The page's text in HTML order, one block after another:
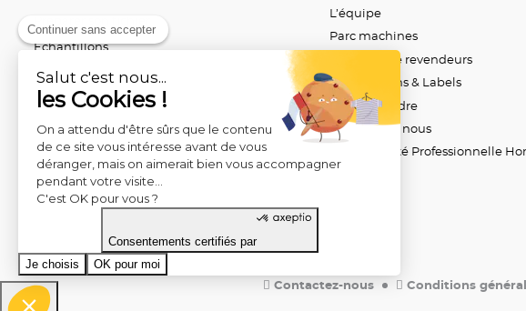
Continuer sans accepter
Salut c'est nous...
les Cookies !
On a attendu d'être sûrs que le contenu
de ce site vous intéresse avant de vous
déranger, mais on aimerait bien vous accompagner
pendant votre visite...
C'est OK pour vous ?
Consentements certifiés par
Je choisis
OK pour moi
Axeptio consent
Plateforme de Gestion du Consentement : Personnalisez vos Options
Échantillons
Contrôle de fichiers
Délais de livraison
Conseils de pose
Guide sens de sortie
Foire aux questions
Nos Témoignages Clients
L’équipe
Parc machines
Programme revendeurs
Certifications & Labels
Nous rejoindre
On parle de nous
Index Égalité Professionnelle
Femme
Contactez-nous Conditions